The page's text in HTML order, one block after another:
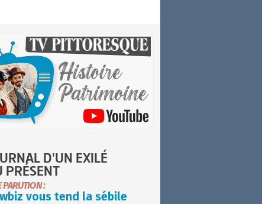
D'UN EXILÉ
PRÉSENT
PARUTION :
vous tend la sébile